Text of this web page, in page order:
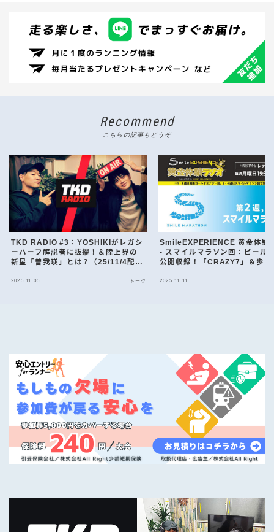
Recommend
こちらの記事もどうぞ
TKD RADIO #3：YOSHIKIがレガシ
ーハーフ解説者に抜擢！＆陸上界の
新星「曽我瑛」とは？（25/11/4配
2025.11.05 トーク
SmileEXPERIENCE 黄金体験
- スマイルマラソン回：ビール
公開収録！「CRAZY7」＆歩い
（25/11/10配信）
2025.11.11